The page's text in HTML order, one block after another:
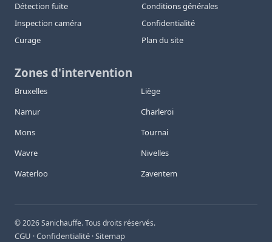
Détection fuite
Inspection caméra
Curage
Conditions générales
Confidentialité
Plan du site
Zones d'intervention
Bruxelles
Liège
Namur
Charleroi
Mons
Tournai
Wavre
Nivelles
Waterloo
Zaventem
©2026Sanichauffe. Tous droits réservés.
CGU ·Confidentialité ·Sitemap